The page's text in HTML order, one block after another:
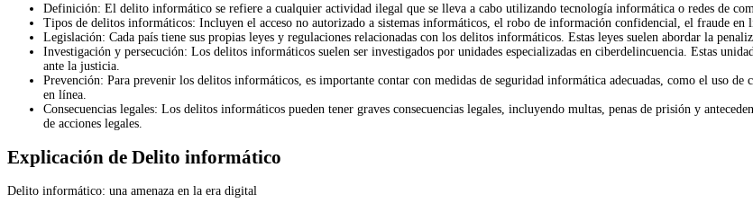
Definición: El delito informático se refiere a cualquier actividad ilegal que se lleva a cabo utilizando tecnología informática o redes de
Tipos de delitos informáticos: Incluyen el acceso no autorizado a sistemas informáticos, el robo de información confidencial, el fraude
Legislación: Cada país tiene sus propias leyes y regulaciones relacionadas con los delitos informáticos. Estas leyes suelen abordar la
Investigación y persecución: Los delitos informáticos suelen ser investigados por unidades especializadas en ciberdelincuencia. Estas
ante la justicia.
Prevención: Para prevenir los delitos informáticos, es importante contar con medidas de seguridad informática adecuadas, como el uso
en línea.
Consecuencias legales: Los delitos informáticos pueden tener graves consecuencias legales, incluyendo multas, penas de prisión y
de acciones legales.
Explicación de Delito informático
Delito informático: una amenaza en la era digital